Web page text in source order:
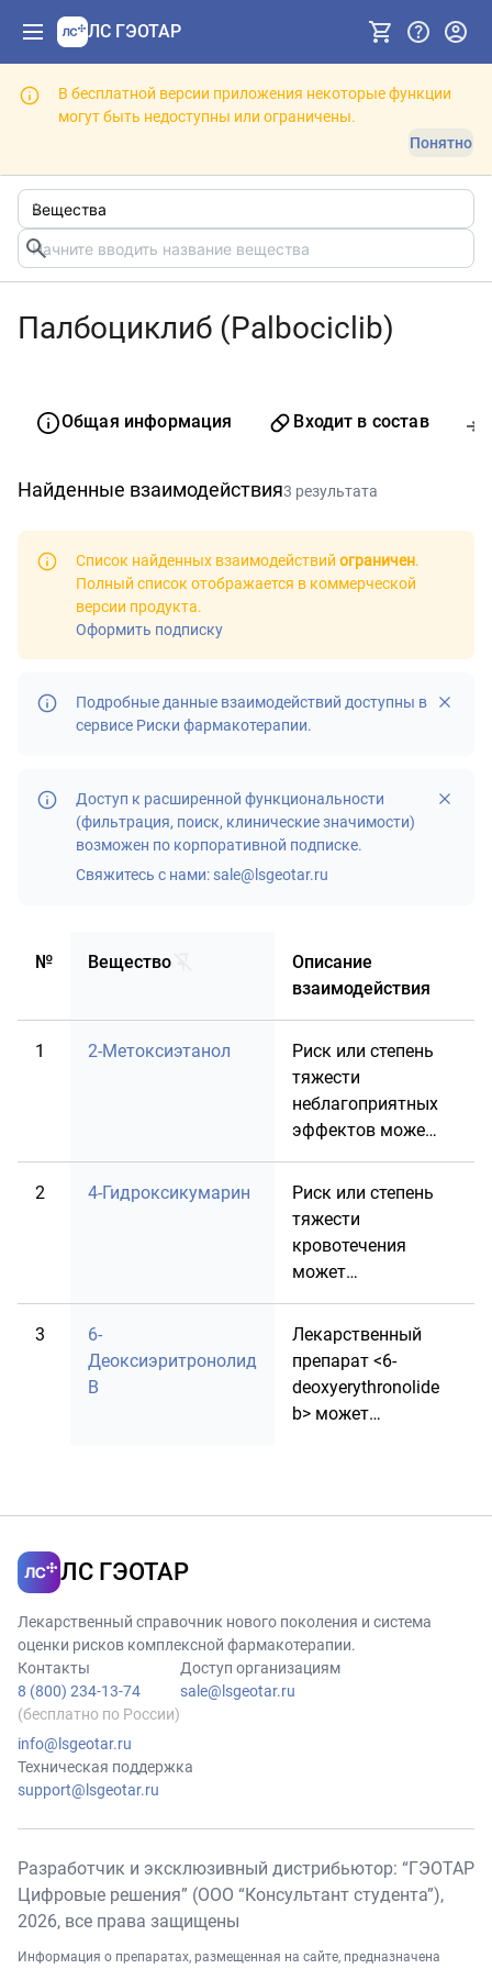
ЛС ГЭОТАР
В бесплатной версии приложения некоторые функции
могут быть недоступны или ограничены.
Понятно
Палбоциклиб (Palbociclib)
Общая информация Входит в состав
Найденные взаимодействия3 результата
Список найденных взаимодействий ограничен.
Полный список отображается в коммерческой
версии продукта.
Оформить подписку
Подробные данные взаимодействий доступны в
сервисе Риски фармакотерапии.
Доступ к расширенной функциональности
(фильтрация, поиск, клинические значимости)
возможен по корпоративной подписке.
Свяжитесь с нами: sale@lsgeotar.ru
№ Вещество
Описание
взаимодействия
1 2-Метоксиэтанол
Риск или степень
тяжести
неблагоприятных
эффектов может
при совместном
препарата <2-
препаратом
<Палбоциклиб>.
2 4-Гидроксикумарин
Риск или степень
тяжести
кровотечения
может
при совместном
назначении
лекарственого
препарата <4-
3
6-
Деоксиэритронолид
B
Лекарственный
препарат <6-
deoxyerythronolide
b> может
метаболизма
повышая его
концентрацию в
крови.
ЛС ГЭОТАР
Лекарственный справочник нового поколения и система
оценки рисков комплексной фармакотерапии.
Контакты
8 (800) 234-13-74
(бесплатно по России)
info@lsgeotar.ru
Доступ организациям
sale@lsgeotar.ru
Техническая поддержка
support@lsgeotar.ru
Разработчик и эксклюзивный дистрибьютор: “ГЭОТАР
Цифровые решения” (ООО “Консультант студента”),
2026, все права защищены
Информация о препаратах, размещенная на сайте, предназначена